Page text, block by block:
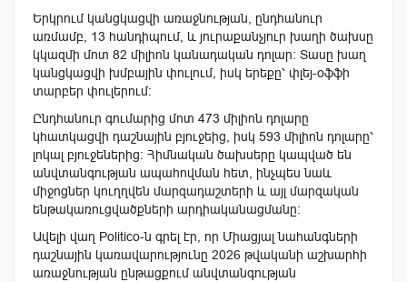
Երկրում կանցկացվի առաջնության, ընդհանուր
առմամբ, 13 հանդիպում, և յուրաքանչյուր խաղի ծախսը
կկազմի մոտ 82 միլիոն կանադական դոլար։ Տասը խաղ
կանցկացվի խմբային փուլում, իսկ երեքը՝ փլեյ-օֆֆի
տարբեր փուլերում։
Ընդհանուր գումարից մոտ 473 միլիոն դոլարը
կհատկացվի դաշնային բյուջեից, իսկ 593 միլիոն դոլարը՝
լոկալ բյուջեներից։ Հիմնական ծախսերը կապված են
անվտանգության ապահովման հետ, ինչպես նաև
միջոցներ կուղղվեն մարզադաշտերի և այլ մարզական
ենթակառուցվածքների արդիականացմանը։
Ավելի վաղ Politico-ն գրել էր, որ Միացյալ նահանգների
դաշնային կառավարությունը 2026 թվականի աշխարհի
առաջնության ընթացքում անվտանգության